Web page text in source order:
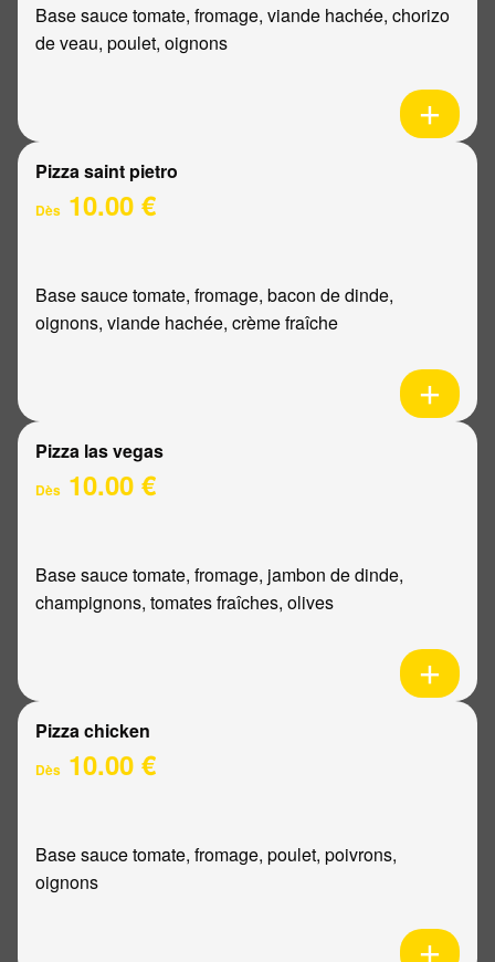
Base sauce tomate, fromage, viande hachée, chorizo
de veau, poulet, oignons
Pizza saint pietro
Dès 10.00 €
Base sauce tomate, fromage, bacon de dinde,
oignons, viande hachée, crème fraîche
Pizza las vegas
Dès 10.00 €
Base sauce tomate, fromage, jambon de dinde,
champignons, tomates fraîches, olives
Pizza chicken
Dès 10.00 €
Base sauce tomate, fromage, poulet, poivrons,
oignons